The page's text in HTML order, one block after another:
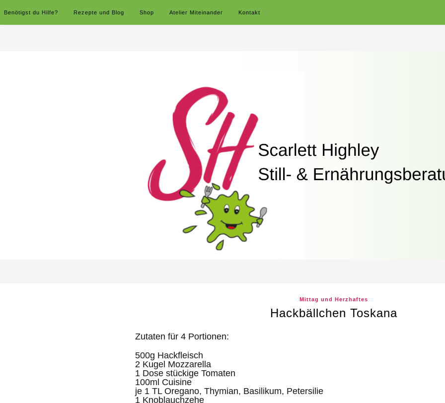
Benötigst du Hilfe? Rezepte und Blog Shop Atelier Miteinander Kontakt
Mittag und Herzhaftes
Hackbällchen Toskana
Zutaten für 4 Portionen:
500g Hackfleisch
2 Kugel Mozzarella
1 Dose stückige Tomaten
100ml Cuisine
je 1 TL Oregano, Thymian, Basilikum, Petersilie
1 Knoblauchzehe